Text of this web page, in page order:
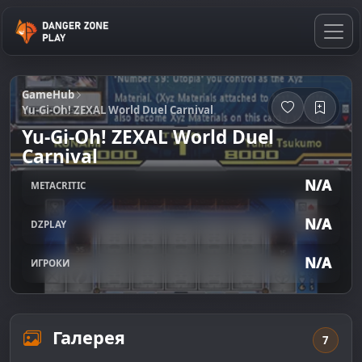
GameHub
Yu-Gi-Oh! ZEXAL World Duel Carnival
Yu-Gi-Oh! ZEXAL World Duel
Carnival
METACRITIC N/A
DZPLAY N/A
ИГРОКИ N/A
Галерея 7